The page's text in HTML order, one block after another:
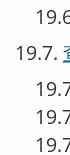
19.7.